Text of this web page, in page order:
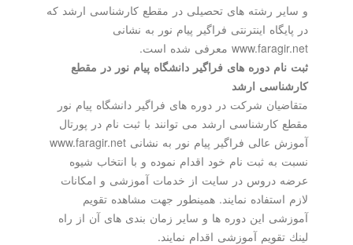
و سایر رشته های تحصیلی در مقطع كارشناسی ارشد كه
در پایگاه اینترنتی فراگیر پیام نور به نشانی
www.faragir.net معرفی شده است.
ثبت نام دوره های فراگیر دانشگاه پیام نور در مقطع
كارشناسی ارشد
متقاضیان شركت در دوره های فراگیر دانشگاه پیام نور
مقطع كارشناسی ارشد می توانند با ثبت نام در پورتال
آموزش عالی فراگیر پیام نور به نشانی www.faragir.net
نسبت به ثبت نام خود اقدام نموده و با انتخاب شیوه
عرضه دروس در سایت از خدمات آموزشی و امكانات
لازم استفاده نمایند. همینطور جهت مشاهده تقویم
آموزشی این دوره ها و سایر زمان بندی های آن از راه
لینك تقویم آموزشی اقدام نمایند.